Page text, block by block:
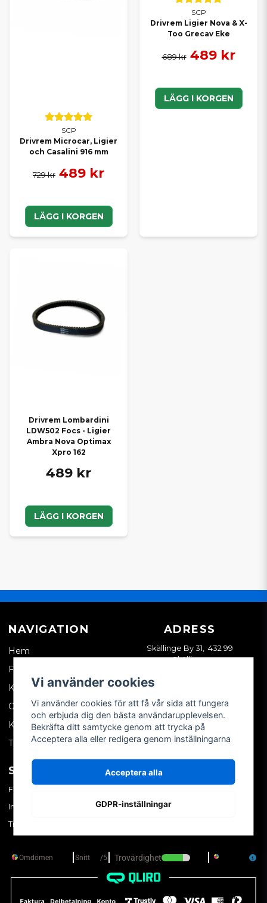
SCP
Drivrem Microcar, Ligier
och Casalini 916 mm
729 kr 489 kr
LÄGG I KORGEN
SCP
Drivrem Ligier Nova & X-
Too Grecav Eke
689 kr 489 kr
LÄGG I KORGEN
Drivrem Lombardini
LDW502 Focs - Ligier
Ambra Nova Optimax
Xpro 162
489 kr
LÄGG I KORGEN
NAVIGATION
Hem
Företagskund
Kontakta oss
Om oss
Köpvillkor
Tips & trix
ADRESS
Skällinge By 31, 432 99
Skällinge
SOCIALA MEDIER
Facebook
Instagram
TikTok
MITT KONTO
Skapa konto
Vi använder cookies
Vi använder cookies för att få vår sida att fungera
och erbjuda dig den bästa användarupplevelsen.
Bekräfta ditt samtycke genom att trycka på
Acceptera alla eller redigera genom inställningarna
Acceptera alla
GDPR-inställningar